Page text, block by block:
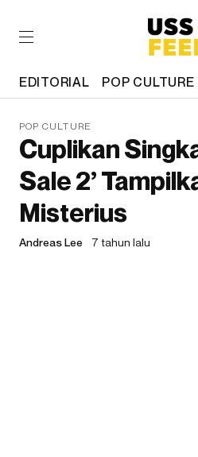
EDITORIAL POP CULTURE
POP CULTURE
Cuplikan
Sale 2’
Misterius
Andreas Lee 7 tahun lalu